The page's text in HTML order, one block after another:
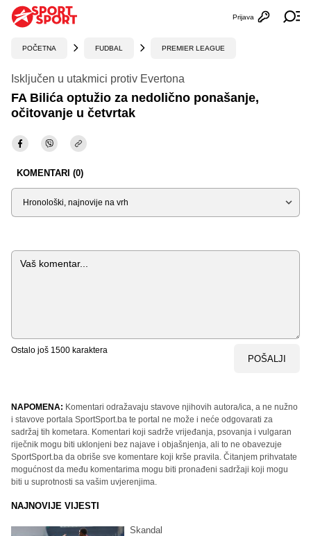
Otvori
Prijava
POČETNA FUDBAL PREMIER LEAGUE
Isključen u utakmici protiv Evertona
FA Bilića optužio za nedolično ponašanje,
očitovanje u četvrtak
KOMENTARI (0)
Sortiraj
Komentar
Ostalo još 1500 karaktera
POŠALJI
NAPOMENA: Komentari odražavaju stavove njihovih autora/ica, a ne nužno
i stavove portala SportSport.ba te portal ne može i neće odgovarati za
sadržaj tih kometara. Komentari koji sadrže vrijeđanja, psovanja i vulgaran
riječnik mogu biti uklonjeni bez najave i objašnjenja, ali to ne obavezuje
SportSport.ba da obriše sve komentare koji krše pravila. Čitanjem prihvatate
mogućnost da među komentarima mogu biti pronađeni sadržaji koji mogu
biti u suprotnosti sa vašim uvjerenjima.
NAJNOVIJE VIJESTI
Skandal